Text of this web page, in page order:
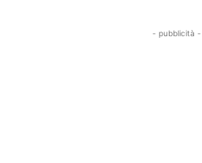
- pubblicità -